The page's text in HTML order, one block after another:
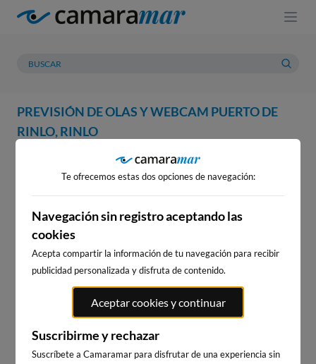
PREVISIÓN DE OLAS Y WEBCAM PUERTO DE
RINLO, RINLO
PREVISIÓN METEOROLOGÍA
WEBCAM PUERTO DE RINLO,
RINLO
WEBCAMS CERCANAS
Te ofrecemos estas dos opciones de navegación:
Navegación sin registro aceptando las
cookies
Acepta compartir la información de tu navegación para recibir
publicidad personalizada y disfruta de contenido.
Aceptar cookies y continuar
Suscribirme y rechazar
Suscríbete a Camaramar para disfrutar de una experiencia sin